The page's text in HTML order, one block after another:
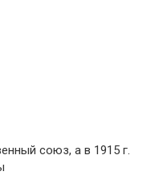
союз, а в 1915 г.